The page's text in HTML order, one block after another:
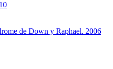
de Down y Raphael. 2006